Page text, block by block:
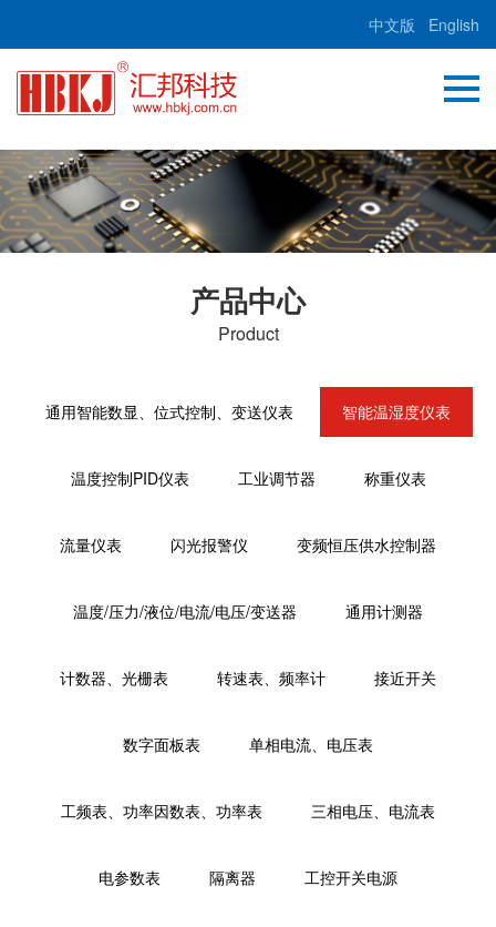
中文版 English
产品中心
Product
通用智能数显、位式控制、变送仪表 智能温湿度仪表
温度控制PID仪表 工业调节器 称重仪表
流量仪表 闪光报警仪 变频恒压供水控制器
温度/压力/液位/电流/电压/变送器 通用计测器
计数器、光栅表 转速表、频率计 接近开关
数字面板表 单相电流、电压表
工频表、功率因数表、功率表 三相电压、电流表
电参数表 隔离器 工控开关电源